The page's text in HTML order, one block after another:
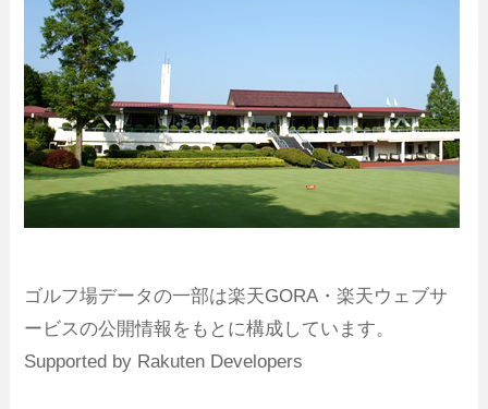
ゴルフ場データの一部は楽天GORA・楽天ウェブサ
ービスの公開情報をもとに構成しています。
Supported by Rakuten Developers